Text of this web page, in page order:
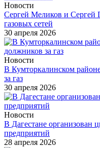
Новости
Сергей Меликов и Сергей
газовых сетей
30 апреля 2026
Новости
В Кумторкалинском
за газ
30 апреля 2026
Новости
В Дагестане организован
предприятий
28 апреля 2026